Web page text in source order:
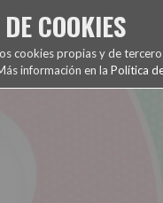
COOKIES
cookies propias y de
información en la Política